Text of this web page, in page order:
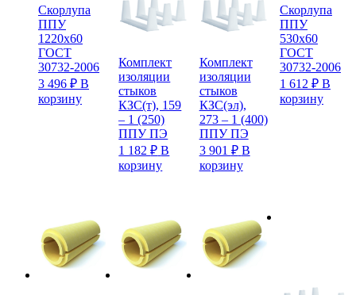
Скорлупа
ППУ
1220х60
ГОСТ
30732-2006
3 496 ₽ В
корзину
Комплект
изоляции
стыков
КЗС(т), 159
– 1 (250)
ППУ ПЭ
1 182₽ В
корзину
Комплект
изоляции
стыков
КЗС(эл),
273 – 1 (400)
ППУ ПЭ
3 901 ₽ В
корзину
Скорлупа
ППУ
530х60
ГОСТ
30732-2006
1 612 ₽ В
корзину